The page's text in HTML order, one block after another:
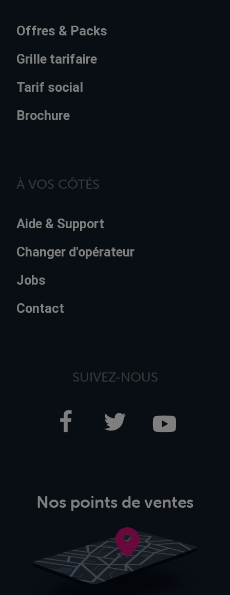
Offres & Packs
Grille tarifaire
Tarif social
Brochure
À VOS CÔTÉS
Aide & Support
Changer d'opérateur
Jobs
Contact
SUIVEZ-NOUS
Nos points de ventes